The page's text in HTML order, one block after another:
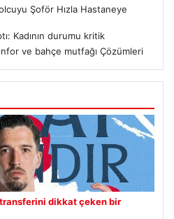
Şoför Hızla Hastaneye
Kadının durumu kritik
ve bahçe mutfağı Çözümleri
dikkat çeken bir